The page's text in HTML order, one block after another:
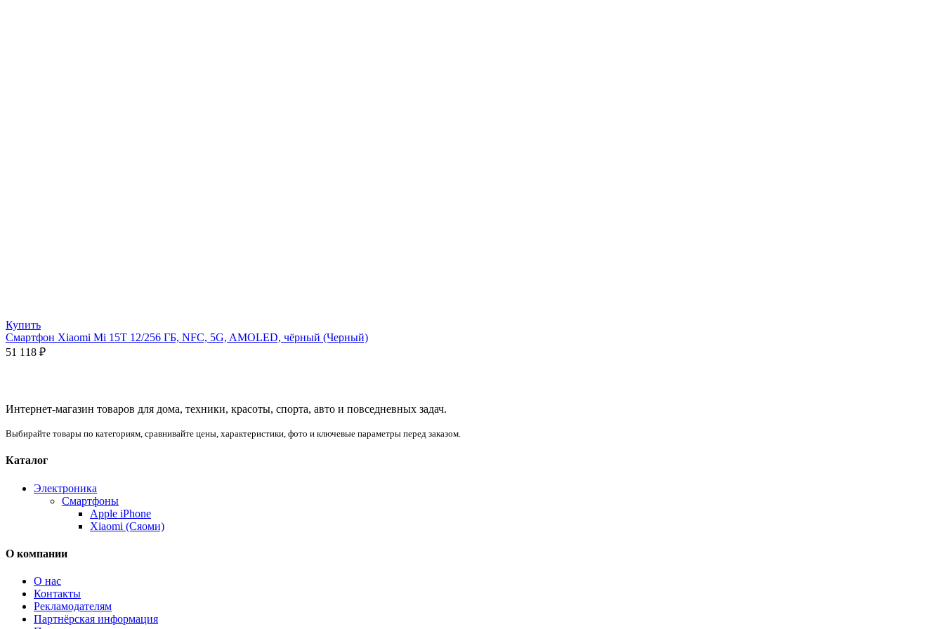
Купить
Смартфон Xiaomi Mi 15T 12/256 ГБ, NFC, 5G, AMOLED, чёрный (Черный)
51 118 ₽
Интернет-магазин товаров для дома, техники, красоты, спорта, авто и повседневных задач.
Выбирайте товары по категориям, сравнивайте цены, характеристики, фото и ключевые параметры перед заказом.
Каталог
Электроника
Смартфоны
Apple iPhone
Xiaomi (Сяоми)
О компании
О нас
Контакты
Рекламодателям
Партнёрская информация